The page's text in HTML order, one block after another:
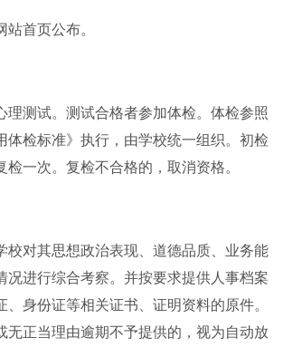
首页公布。
理测试。测试合格者参加体检。体检参照
体检标准》执行，由学校统一组织。初检
检一次。复检不合格的，取消资格。
校对其思想政治表现、道德品质、业务能
况进行综合考察。并按要求提供人事档案
、身份证等相关证书、证明资料的原件。
无正当理由逾期不予提供的，视为自动放